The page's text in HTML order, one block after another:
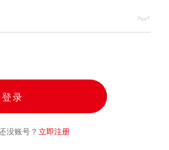
登录
没账号？ 立即注册